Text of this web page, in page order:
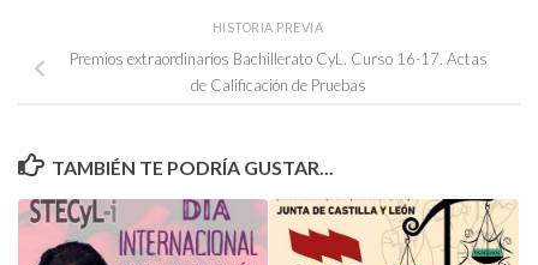
HISTORIA PREVIA
Premios extraordinarios Bachillerato CyL. Curso 16-17. Actas
de Calificación de Pruebas
TAMBIÉN TE PODRÍA GUSTAR...